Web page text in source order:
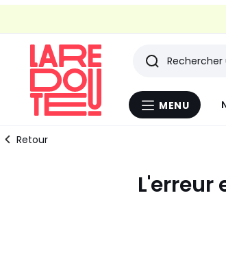
Redoute
Menu
MENU
Rechercher
Les
derniers
Retour
L'erreur